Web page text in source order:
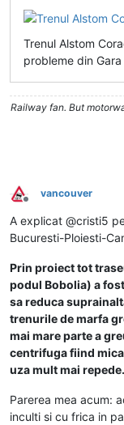
Trenul Alstom
probleme din
Railway fan. But
Deconectat
vancouver
A explicat @cristi5
Bucuresti-Ploiesti-
Prin proiect tot
podul Bobolia) a
sa reduca
trenurile de marfa
mai mare parte a
centrifuga fiind
uza mult mai repede.
Parerea mea acum:
inculti si cu frica in